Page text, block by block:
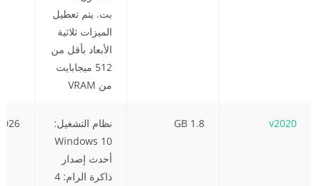
بت. يتم تعطيل
الميزات ثلاثية
الأبعاد بأقل من
512 ميجابايت
من VRAM
v2020
1.8 GB
نظام التشغيل:
Windows 10
أحدث إصدار
ذاكرة الرام: 4